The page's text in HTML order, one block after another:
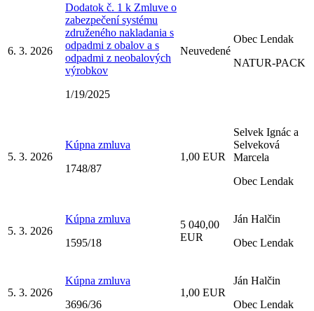
6. 3. 2026
Dodatok č. 1 k Zmluve o
zabezpečení systému
združeného nakladania s
odpadmi z obalov a s
odpadmi z neobalových
výrobkov
1/19/2025
Neuvedené
Obec Lendak
NATUR-PACK
5. 3. 2026
Kúpna zmluva
1748/87
1,00 EUR
Selvek Ignác a
Selveková
Marcela
Obec Lendak
5. 3. 2026
Kúpna zmluva
1595/18
5 040,00
EUR
Ján Halčin
Obec Lendak
5. 3. 2026
Kúpna zmluva
3696/36
1,00 EUR
Ján Halčin
Obec Lendak